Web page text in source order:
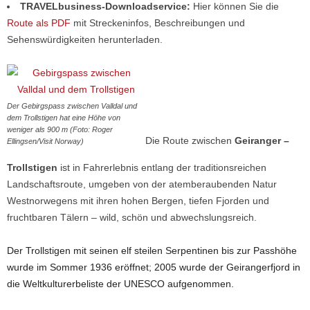
TRAVELbusiness-Downloadservice: Hier können Sie die
Route als PDF mit Streckeninfos, Beschreibungen und
Sehenswürdigkeiten herunterladen.
Der Gebirgspass zwischen Valldal und
dem Trollstigen hat eine Höhe von
weniger als 900 m (Foto: Roger
Ellingsen/Visit Norway)
Die Route zwischen Geiranger –
Trollstigen ist in Fahrerlebnis entlang der traditionsreichen
Landschaftsroute, umgeben von der atemberaubenden Natur
Westnorwegens mit ihren hohen Bergen, tiefen Fjorden und
fruchtbaren Tälern – wild, schön und abwechslungsreich.
Der Trollstigen mit seinen elf steilen Serpentinen bis zur Passhöhe
wurde im Sommer 1936 eröffnet; 2005 wurde der Geirangerfjord in
die Weltkulturerbeliste der UNESCO aufgenommen.